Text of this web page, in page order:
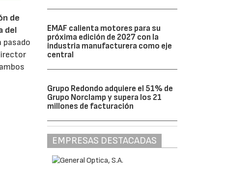
de
del
pasado
EMAF calienta motores para su
próxima edición de 2027 con la
industria manufacturera como eje
central
Grupo Redondo adquiere el 51% de
Grupo Norclamp y supera los 21
millones de facturación
EMPRESAS DESTACADAS